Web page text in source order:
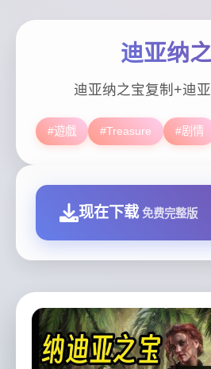
迪亚纳
迪亚纳之宝复制+迪
#遊戲 #Treasure #剧情
现在下载 免费完整版